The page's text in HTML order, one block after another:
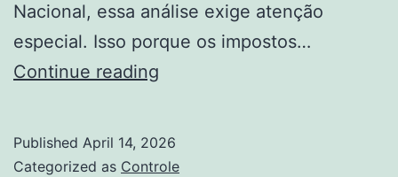
Nacional, essa análise exige atenção
especial. Isso porque os impostos…
Continue reading
de
Published April 14, 2026
Categorized as Controle